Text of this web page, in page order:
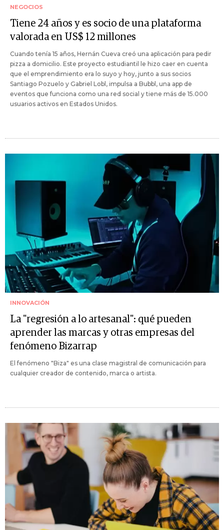
NEGOCIOS
Tiene 24 años y es socio de una plataforma
valorada en US$ 12 millones
Cuando tenía 15 años, Hernán Cueva creó una aplicación para pedir
pizza a domicilio. Este proyecto estudiantil le hizo caer en cuenta
que el emprendimiento era lo suyo y hoy, junto a sus socios
Santiago Pozuelo y Gabriel Lobl, impulsa a Bubbl, una app de
eventos que funciona como una red social y tiene más de 15.000
usuarios activos en Estados Unidos.
INNOVACIÓN
La "regresión a lo artesanal": qué pueden
aprender las marcas y otras empresas del
fenómeno Bizarrap
El fenómeno "Biza" es una clase magistral de comunicación para
cualquier creador de contenido, marca o artista.